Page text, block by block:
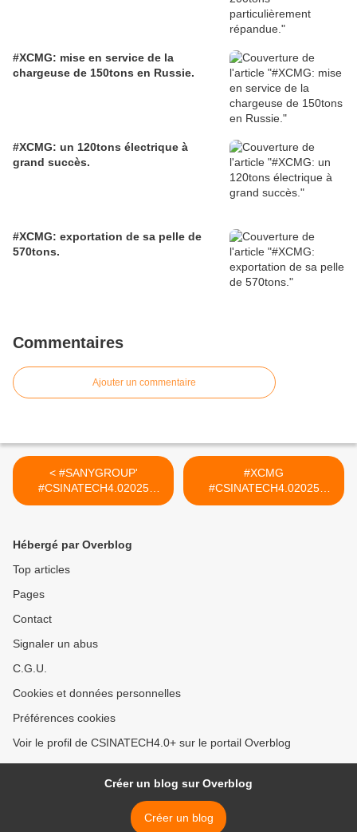
#XCMG: mise en service de la
chargeuse de 150tons en Russie.
#XCMG: un 120tons électrique à
grand succès.
#XCMG: exportation de sa pelle de
570tons.
Commentaires
Ajouter un commentaire
< #SANYGROUP'
#CSINATECH4.02025
#CIRTtech-YouTube
#XCMG
#CSINATECH4.02025
#CIRTtech-YouTube >
Hébergé par Overblog
Top articles
Pages
Contact
Signaler un abus
C.G.U.
Cookies et données personnelles
Préférences cookies
Voir le profil de CSINATECH4.0+ sur le portail Overblog
Créer un blog sur Overblog
Créer un blog